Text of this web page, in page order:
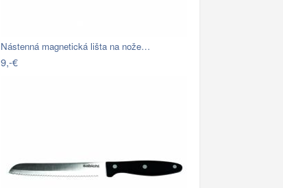
Nástenná magnetická lišta na nože…
9,-€